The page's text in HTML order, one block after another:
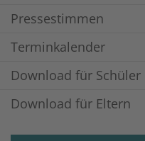
Pressestimmen
Terminkalender
Download für Schüler
Download für Eltern